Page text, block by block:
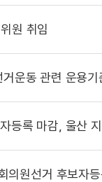
원 취임
거운동 관련 운용기
등록 마감, 울산
원선거 후보자